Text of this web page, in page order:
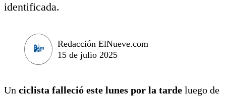
identificada.
Redacción ElNueve.com
15 de julio 2025
Un ciclista falleció este lunes por la tarde luego de